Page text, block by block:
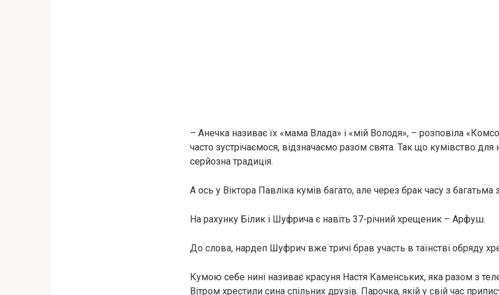
– Анечка називає їх «мама Влада» і «мій Володя», – розповіла
часто зустрічаємося, відзначаємо разом свята. Так що кумівство
серйозна традиція.
А ось у Віктора Павліка кумів багато, але через брак часу з багатьма
На рахунку Білик і Шуфрича є навіть 37-річний хрещеник – Арфуш.
До слова, нардеп Шуфрич вже тричі брав участь в таїнстві обряду
Кумою себе нині називає красуня Настя Каменських, яка разом з
Вітром хрестили сина спільних друзів. Парочка, якій у свій час